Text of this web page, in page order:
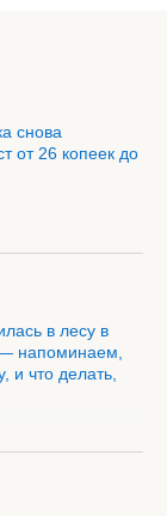
снова
от 26 копеек до
в лесу в
напоминаем,
и что делать,